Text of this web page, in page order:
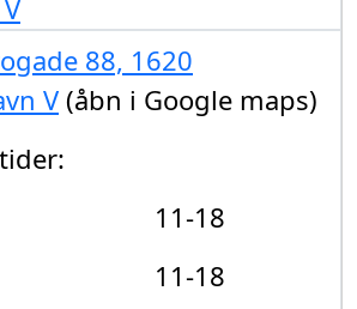
88, 1620
V(åbn i Google maps)
11-18
11-18